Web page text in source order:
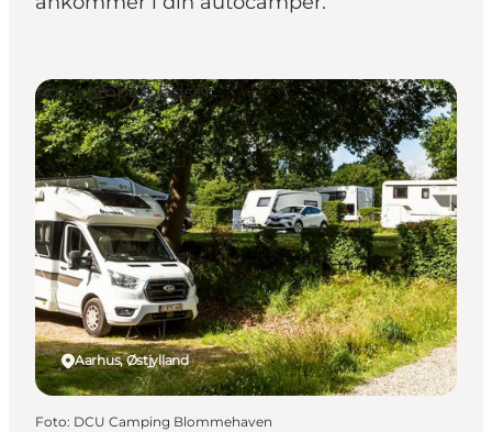
Aarhus, Østjylland
Autocamperpladser
Foto: DCU Camping Blommehaven